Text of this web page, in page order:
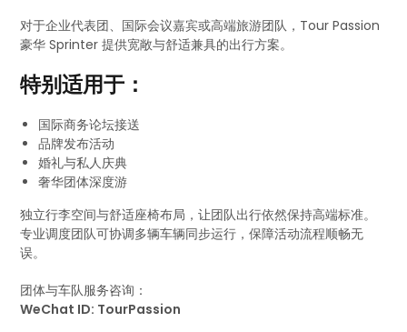
对于企业代表团、国际会议嘉宾或高端旅游团队，Tour Passion
豪华 Sprinter 提供宽敞与舒适兼具的出行方案。
特别适用于：
国际商务论坛接送
品牌发布活动
婚礼与私人庆典
奢华团体深度游
独立行李空间与舒适座椅布局，让团队出行依然保持高端标准。
专业调度团队可协调多辆车辆同步运行，保障活动流程顺畅无
误。
团体与车队服务咨询：
WeChat ID: TourPassion